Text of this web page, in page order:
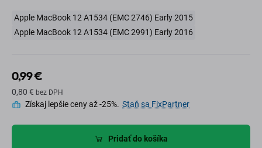
Apple MacBook 12 A1534 (EMC 2746) Early 2015
Apple MacBook 12 A1534 (EMC 2991) Early 2016
0,99 €
0,80 € bez DPH
Získaj lepšie ceny až -25%. Staň sa FixPartner
Pridať do košíka